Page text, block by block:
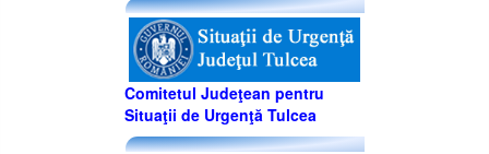
Comitetul Judeţean pentru
Situaţii de Urgenţă Tulcea